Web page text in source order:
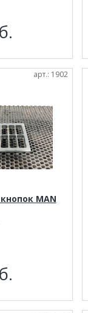
арт.: 1902
MAN